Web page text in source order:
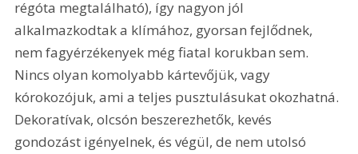
régóta megtalálható), így nagyon jól
alkalmazkodtak a klímához, gyorsan fejlődnek,
nem fagyérzékenyek még fiatal korukban sem.
Nincs olyan komolyabb kártevőjük, vagy
kórokozójuk, ami a teljes pusztulásukat okozhatná.
Dekoratívak, olcsón beszerezhetők, kevés
gondozást igényelnek, és végül, de nem utolsó